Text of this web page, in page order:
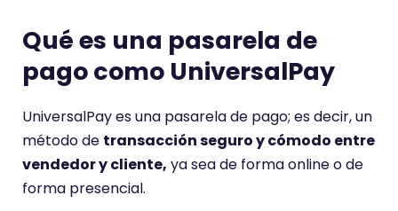
n
t
a
i
o
t
i
Qué es una pasarela de
pago como UniversalPay
UniversalPay es una pasarela de pago; es decir, un
método de transacción seguro y cómodo entre
vendedor y cliente, ya sea de forma online o de
forma presencial.